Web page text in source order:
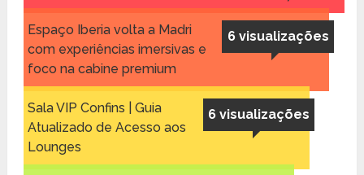
6 visualizações
Espaço Iberia volta a Madri
com experiências imersivas e
foco na cabine premium
6 visualizações
Sala VIP Confins | Guia
Atualizado de Acesso aos
Lounges